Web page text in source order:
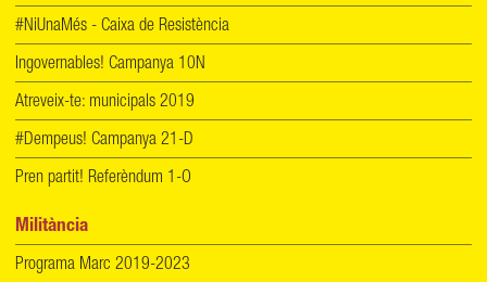
#NiUnaMés - Caixa de Resistència
Ingovernables! Campanya 10N
Atreveix-te: municipals 2019
#Dempeus! Campanya 21-D
Pren partit! Referèndum 1-O
Militància
Programa Marc 2019-2023